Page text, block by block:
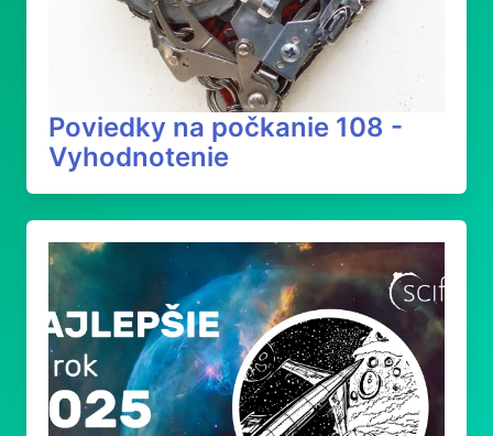
Poviedky na počkanie 108 -
Vyhodnotenie